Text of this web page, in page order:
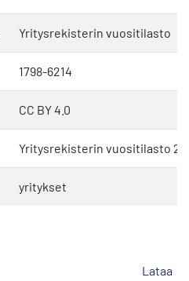
Yritysrekisterin vuositilasto
1798-6214
CC BY 4.0
Yritysrekisterin vuositilasto
yritykset
Lataa